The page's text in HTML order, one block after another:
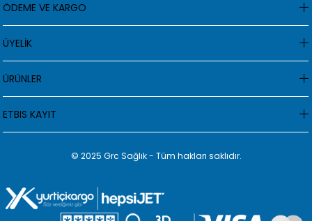
ÖDEME VE KARGO
ÜYELİK
ÜRÜNLER
ETBIS KAYIT
© 2025 Grc Sağlık - Tüm hakları saklıdır.